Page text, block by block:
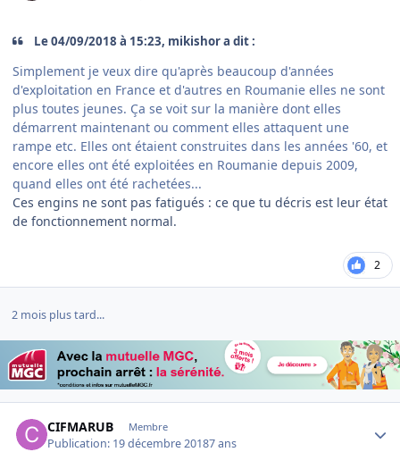
Le 04/09/2018 à 15:23, mikishor a dit :
Simplement je veux dire qu'après beaucoup d'années
d'exploitation en France et d'autres en Roumanie elles ne sont
plus toutes jeunes. Ça se voit sur la manière dont elles
démarrent maintenant ou comment elles attaquent une
rampe etc. Elles ont étaient construites dans les années '60, et
encore elles ont été exploitées en Roumanie depuis 2009,
quand elles ont été rachetées...
Ces engins ne sont pas fatigués : ce que tu décris est leur état
de fonctionnement normal.
2
2 mois plus tard...
CIFMARUB Membre
Publication: 19 décembre 20187 ans